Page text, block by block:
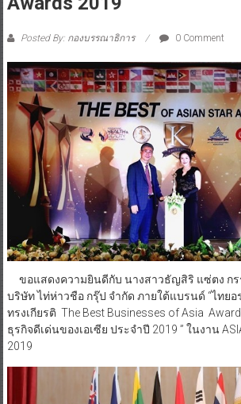
ธัญสิริ แซ่ตง หญิงเก่ง…แห่งเอ
รางวัล The Best
Posted By: กองบรรณาธิการ 0 Comment
ขอแสดงความยินดีกับ นางสาวธัญสิริ แซ่ตง กร
บริษัท ไท่ห่าวชือ กรุ๊ป จำกัด ภายใต้แบรนด์ “ไทยอ
ธุรกิจดีเด่นของเอเซีย ประจำปี 2019 ” ในงาน
2019